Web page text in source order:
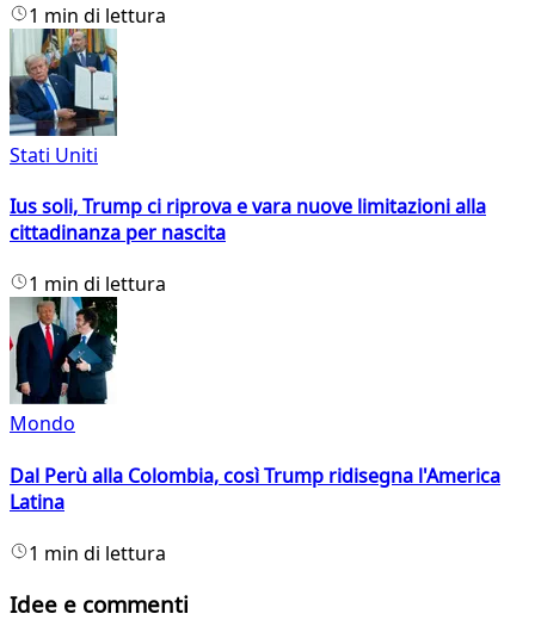
1 min di lettura
Stati Uniti
Ius soli, Trump ci riprova e vara nuove limitazioni alla
cittadinanza per nascita
1 min di lettura
Mondo
Dal Perù alla Colombia, così Trump ridisegna l'America
Latina
1 min di lettura
Idee e commenti